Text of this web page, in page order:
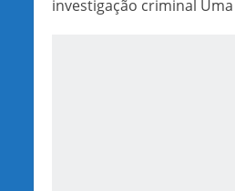
investigação criminal